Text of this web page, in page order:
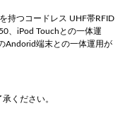
持つコードレス UHF帯RFID
、iPod Touchとの一体運
Andorid端末との一体運用が
ください。